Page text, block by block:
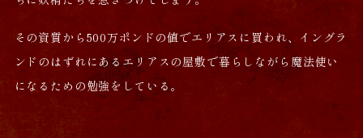
その資質から500万ポンドの値でエリアスに買われ、イングラ
ンドのはずれにあるエリアスの屋敷で暮らしながら魔法使い
になるための勉強をしている。